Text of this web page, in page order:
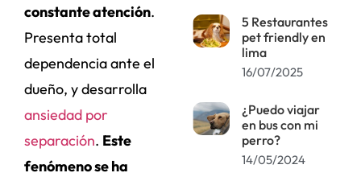
constante atención.
Presenta total
dependencia ante el
dueño, y desarrolla
ansiedad por
separación. Este
fenómeno se ha
5 Restaurantes
pet friendly en
lima
16/07/2025
¿Puedo viajar
en bus con mi
perro?
14/05/2024